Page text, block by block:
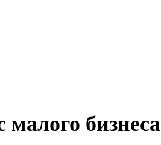
бизнеса